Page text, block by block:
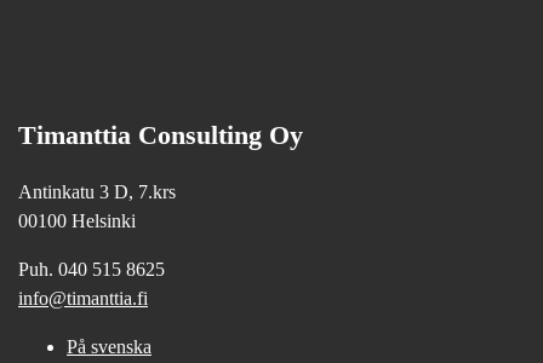
Timanttia Consulting Oy
Antinkatu 3 D, 7.krs
00100 Helsinki
Puh. 040 515 8625
info@timanttia.fi
På svenska